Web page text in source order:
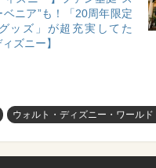
ベニア”も！「20周年限定
ッズ」が超充実してた
ズニー】
ウォルト・ディズニー・ワールド